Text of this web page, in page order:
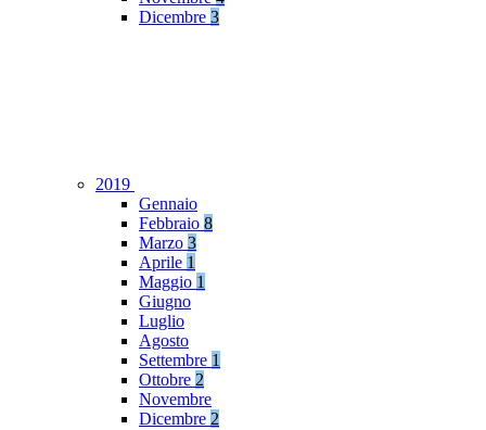
Dicembre 3
2019
Gennaio
Febbraio 8
Marzo 3
Aprile 1
Maggio 1
Giugno
Luglio
Agosto
Settembre 1
Ottobre 2
Novembre
Dicembre 2